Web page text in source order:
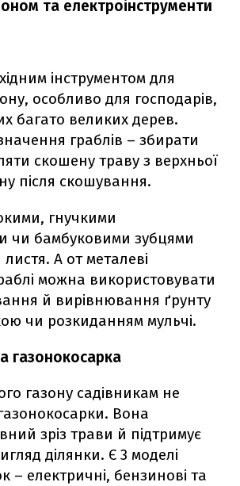
та електроінструменти
інструментом для
особливо для господарів,
багато великих дерев.
граблів – збирати
скошену траву з верхньої
після скошування.
гнучкими
чи бамбуковими зубцями
листя. А от металеві
можна використовувати
й вирівнювання ґрунту
чи розкиданням мульчі.
газонокосарка
газону садівникам не
Вона
зріз трави й підтримує
ділянки. Є 3 моделі
– електричні, бензинові та